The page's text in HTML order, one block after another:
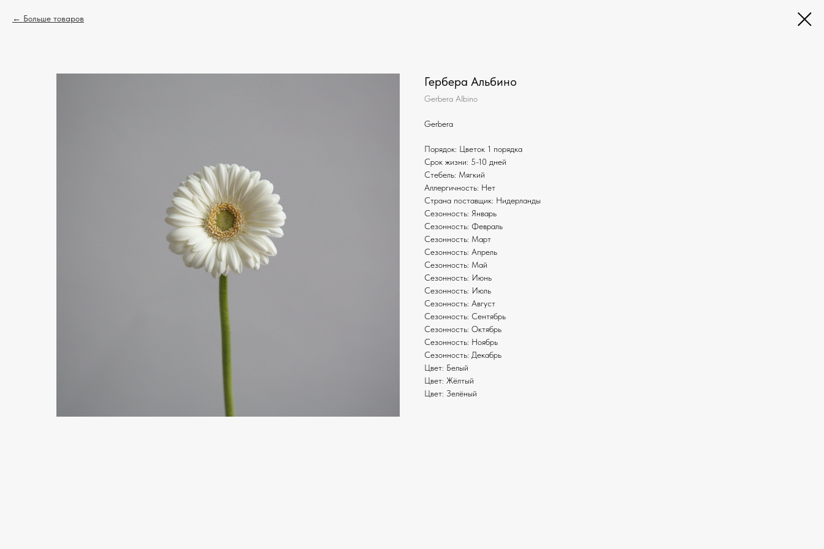
Больше товаров
Гербера Альбино
Gerbera Albino
Gerbera
Порядок: Цветок 1 порядка
Срок жизни: 5-10 дней
Стебель: Мягкий
Аллергичность: Нет
Страна поставщик: Нидерланды
Сезонность: Январь
Сезонность: Февраль
Сезонность: Март
Сезонность: Апрель
Сезонность: Май
Сезонность: Июнь
Сезонность: Июль
Сезонность: Август
Сезонность: Сентябрь
Сезонность: Октябрь
Сезонность: Ноябрь
Сезонность: Декабрь
Цвет: Белый
Цвет: Жёлтый
Цвет: Зелёный